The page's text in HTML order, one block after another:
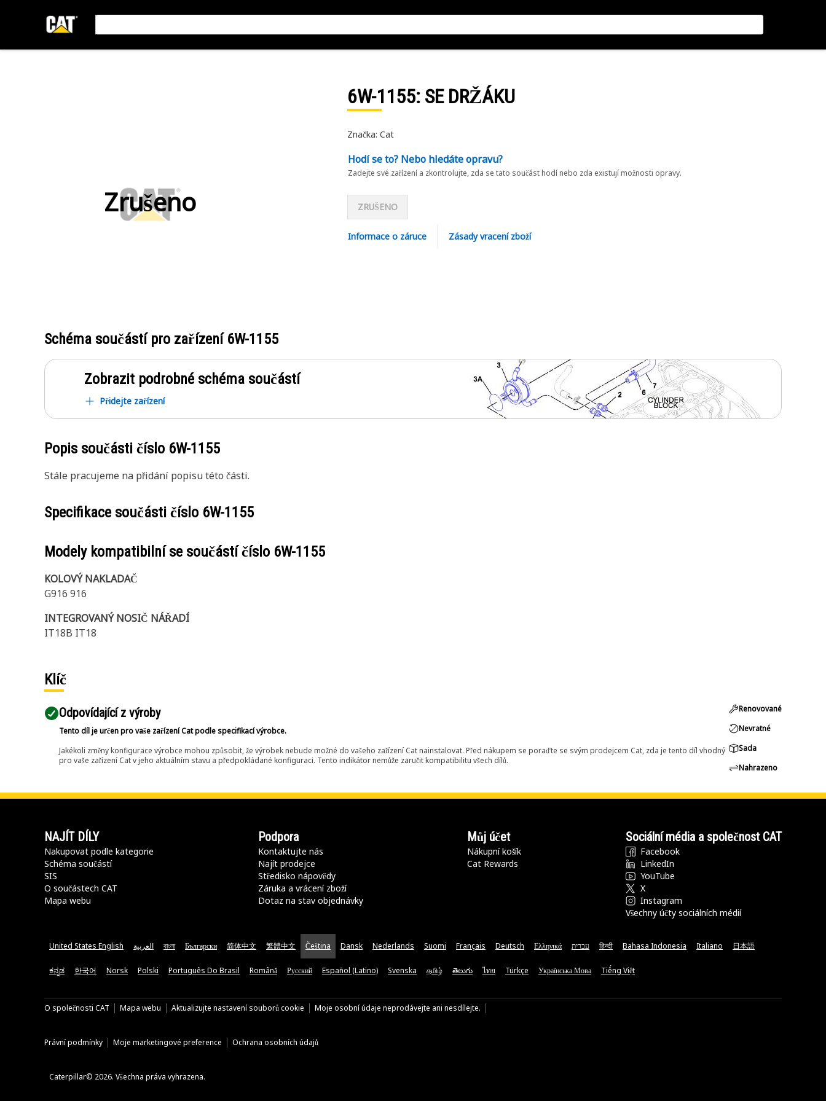
Zrušeno
6W-1155: SE DRŽÁKU
Značka: Cat
Hodí se to? Nebo hledáte opravu?
Zadejte své zařízení a zkontrolujte, zda se tato součást hodí nebo zda existují možnosti opravy.
ZRUŠENO
Informace o záruce Zásady vracení zboží
Schéma součástí pro zařízení 6W-1155
Zobrazit podrobné schéma součástí
Přidejte zařízení
Popis součásti číslo 6W-1155
Stále pracujeme na přidání popisu této části.
Specifikace součásti číslo 6W-1155
Modely kompatibilní se součástí číslo 6W-1155
KOLOVÝ NAKLADAČ
G916 916
INTEGROVANÝ NOSIČ NÁŘADÍ
IT18B IT18
Klíč
Odpovídající z výroby
Tento díl je určen pro vaše zařízení Cat podle specifikací výrobce.
Jakékoli změny konfigurace výrobce mohou způsobit, že výrobek nebude možné do vašeho zařízení Cat nainstalovat. Před nákupem se poraďte se svým prodejcem Cat, zda je tento díl vhodný
pro vaše zařízení Cat v jeho aktuálním stavu a předpokládané konfiguraci. Tento indikátor nemůže zaručit kompatibilitu všech dílů.
Renovované
Nevratné
Sada
Nahrazeno
NAJÍT DÍLY
Nakupovat podle kategorie
Schéma součástí
SIS
O součástech CAT
Mapa webu
Podpora
Kontaktujte nás
Najít prodejce
Středisko nápovědy
Záruka a vrácení zboží
Dotaz na stav objednávky
Můj účet
Nákupní košík
Cat Rewards
Sociální média a společnost CAT
Facebook
LinkedIn
YouTube
X
Instagram
Všechny účty sociálních médií
United States English العربية বাংলা Български 简体中文 繁體中文 Čeština Dansk Nederlands Suomi Français Deutsch Ελληνικά עברית हिन्दी Bahasa Indonesia Italiano 日本語
ಕನ್ನಡ 한국어 Norsk Polski Português Do Brasil Română Русский Español (Latino) Svenska தமிழ் తెలుగు ไทย Türkçe Українська Мова Tiếng Việt
O společnosti CAT Mapa webu Aktualizujte nastavení souborů cookie Moje osobní údaje neprodávejte ani nesdílejte.
Právní podmínky Moje marketingové preference Ochrana osobních údajů
Caterpillar© 2026. Všechna práva vyhrazena.